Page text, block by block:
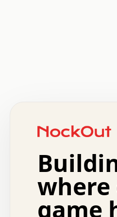
.   +   .   .   o   .
.   .   .   o   .   .   .
.   .   .   .   +   .
.   :   .   .   .   .   .
.   .   .   x   .   .   .
.   .   .   .   :   .   .
+   .   .   :   .   .
.   .   .   .   .   .   .
where
game